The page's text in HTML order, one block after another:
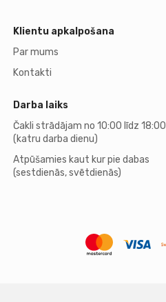
Klientu apkalpošana
Par mums
Kontakti
Darba laiks
Čakli strādājam no 10:00 līdz 18:00
(katru darba dienu)
Atpūšamies kaut kur pie dabas
(sestdienās, svētdienās)